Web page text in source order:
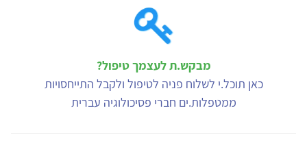
מבקש.ת לעצמך טיפול?
כאן תוכל.י לשלוח פניה לטיפול ולקבל התייחסויות
ממטפלות.ים חברי פסיכולוגיה עברית